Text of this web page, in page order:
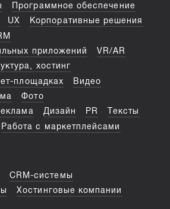
Программное обеспечение
UX
Корпоративные решения
приложений
VR/AR
хостинг
площадках
Видео
Фото
Дизайн PR
Тексты
Работа с маркетплейсами
CRM-системы
Хостинговые компании